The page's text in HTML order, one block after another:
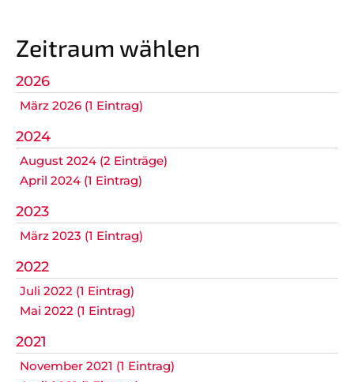
Zeitraum wählen
2026
März 2026 (1 Eintrag)
2024
August 2024 (2 Einträge)
April 2024 (1 Eintrag)
2023
März 2023 (1 Eintrag)
2022
Juli 2022 (1 Eintrag)
Mai 2022 (1 Eintrag)
2021
November 2021 (1 Eintrag)
SPONSOREN/PARTNER